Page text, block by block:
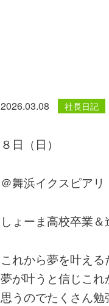
2026.03.08 社長日記
８日（日）
＠舞浜イクスピアリ
しょーま高校卒業
これから夢を叶え
夢が叶うと信じこ
思うのでたくさん